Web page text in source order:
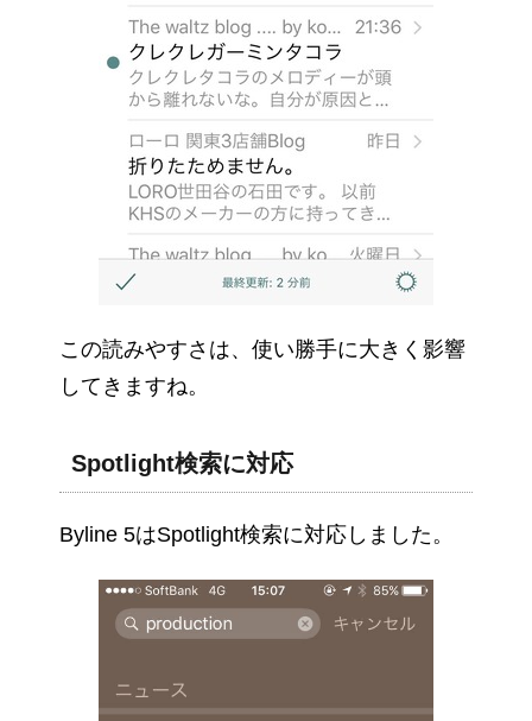
この読みやすさは、使い勝手に大きく影響
してきますね。
Spotlight検索に対応
Byline 5はSpotlight検索に対応しました。